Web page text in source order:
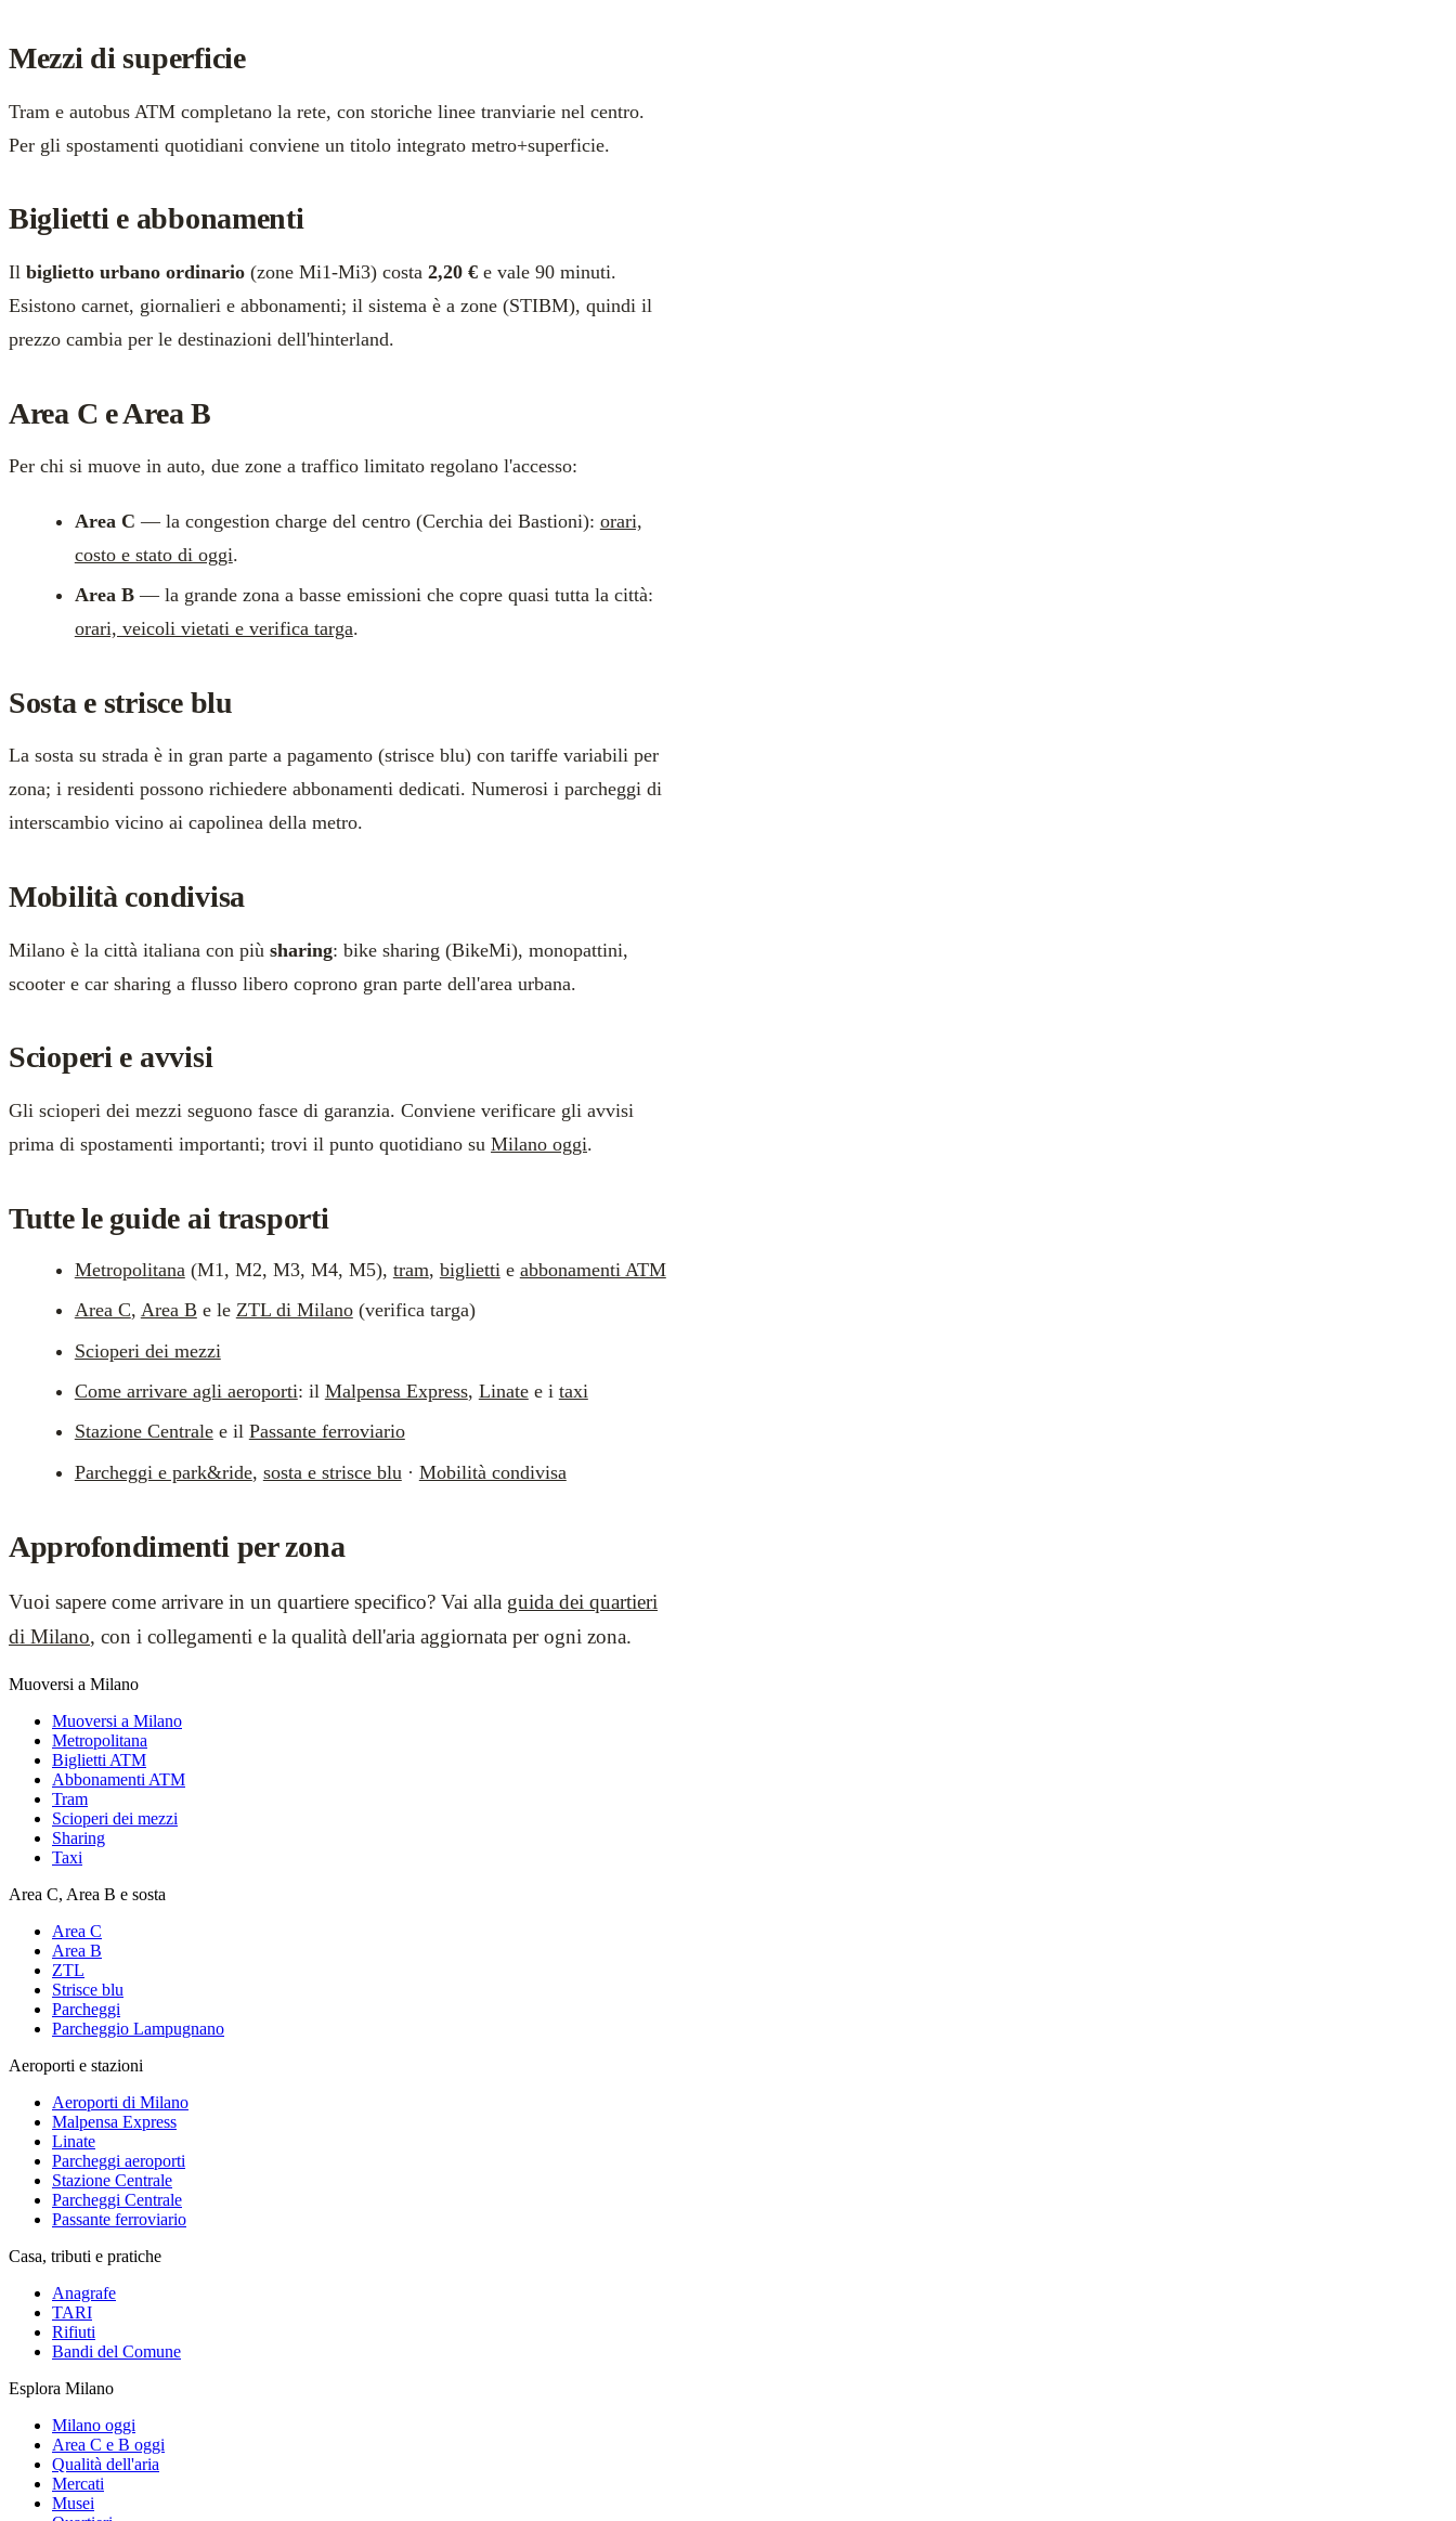
Mezzi di superficie
Tram e autobus ATM completano la rete, con storiche linee tranviarie nel centro.
Per gli spostamenti quotidiani conviene un titolo integrato metro+superficie.
Biglietti e abbonamenti
Il biglietto urbano ordinario (zone Mi1-Mi3) costa 2,20 € e vale 90 minuti.
Esistono carnet, giornalieri e abbonamenti; il sistema è a zone (STIBM), quindi il
prezzo cambia per le destinazioni dell'hinterland.
Area C e Area B
Per chi si muove in auto, due zone a traffico limitato regolano l'accesso:
Area C — la congestion charge del centro (Cerchia dei Bastioni): orari,
costo e stato di oggi.
Area B— la grande zona a basse emissioni che copre quasi tutta la città:
orari, veicoli vietati e verifica targa.
Sosta e strisce blu
La sosta su strada è in gran parte a pagamento (strisce blu) con tariffe variabili per
zona; i residenti possono richiedere abbonamenti dedicati. Numerosi i parcheggi di
interscambio vicino ai capolinea della metro.
Mobilità condivisa
Milano è la città italiana con più sharing: bike sharing (BikeMi), monopattini,
scooter e car sharing a flusso libero coprono gran parte dell'area urbana.
Scioperi e avvisi
Gli scioperi dei mezzi seguono fasce di garanzia. Conviene verificare gli avvisi
prima di spostamenti importanti; trovi il punto quotidiano su Milano oggi.
Tutte le guide ai trasporti
Metropolitana (M1, M2, M3, M4, M5), tram, biglietti e abbonamenti ATM
Area C, Area B e le ZTL di Milano(verifica targa)
Scioperi dei mezzi
Come arrivare agli aeroporti: il Malpensa Express, Linatee i taxi
Stazione Centralee il Passante ferroviario
Parcheggi e park&ride, sosta e strisce blu · Mobilità condivisa
Approfondimenti per zona
Vuoi sapere come arrivare in un quartiere specifico? Vai alla guida dei quartieri
di Milano, con i collegamenti e la qualità dell'aria aggiornata per ogni zona.
Muoversi a Milano
Muoversi a Milano
Metropolitana
Biglietti ATM
Abbonamenti ATM
Tram
Scioperi dei mezzi
Sharing
Taxi
Area C, Area B e sosta
Area C
Area B
ZTL
Strisce blu
Parcheggi
Parcheggio Lampugnano
Aeroporti e stazioni
Aeroporti di Milano
Malpensa Express
Linate
Parcheggi aeroporti
Stazione Centrale
Parcheggi Centrale
Passante ferroviario
Casa, tributi e pratiche
Anagrafe
TARI
Rifiuti
Bandi del Comune
Esplora Milano
Milano oggi
Area C e B oggi
Qualità dell'aria
Mercati
Musei